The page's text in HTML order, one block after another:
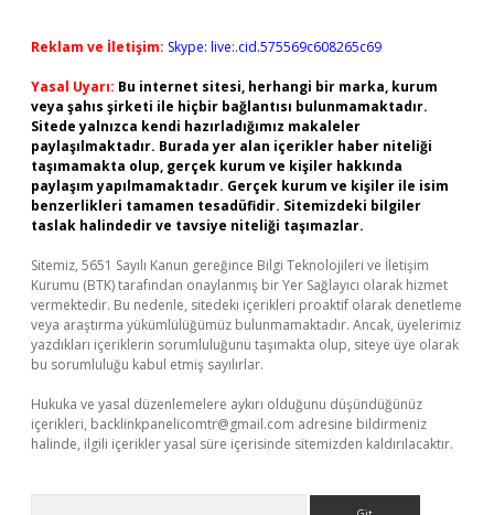
Reklam ve İletişim: Skype: live:.cid.575569c608265c69
Yasal Uyarı: Bu internet sitesi, herhangi bir marka, kurum
veya şahıs şirketi ile hiçbir bağlantısı bulunmamaktadır.
Sitede yalnızca kendi hazırladığımız makaleler
paylaşılmaktadır. Burada yer alan içerikler haber niteliği
taşımamakta olup, gerçek kurum ve kişiler hakkında
paylaşım yapılmamaktadır. Gerçek kurum ve kişiler ile isim
benzerlikleri tamamen tesadüfidir. Sitemizdeki bilgiler
taslak halindedir ve tavsiye niteliği taşımazlar.
Sitemiz, 5651 Sayılı Kanun gereğince Bilgi Teknolojileri ve İletişim
Kurumu (BTK) tarafından onaylanmış bir Yer Sağlayıcı olarak hizmet
vermektedir. Bu nedenle, sitedeki içerikleri proaktif olarak denetleme
veya araştırma yükümlülüğümüz bulunmamaktadır. Ancak, üyelerimiz
yazdıkları içeriklerin sorumluluğunu taşımakta olup, siteye üye olarak
bu sorumluluğu kabul etmiş sayılırlar.
Hukuka ve yasal düzenlemelere aykırı olduğunu düşündüğünüz
içerikleri, backlinkpanelicomtr@gmail.com adresine bildirmeniz
halinde, ilgili içerikler yasal süre içerisinde sitemizden kaldırılacaktır.